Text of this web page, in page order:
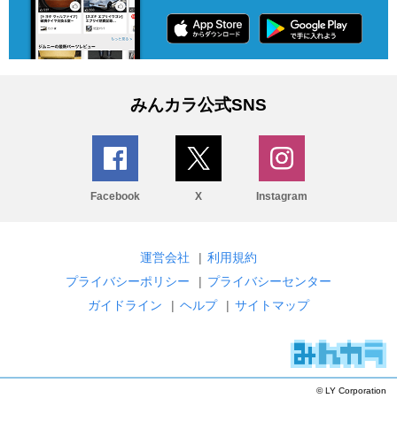
みんカラ公式SNS
Facebook X Instagram
運営会社 | 利用規約
プライバシーポリシー
| プライバシーセンター
ガイドライン
| ヘルプ | サイトマップ
© LY Corporation